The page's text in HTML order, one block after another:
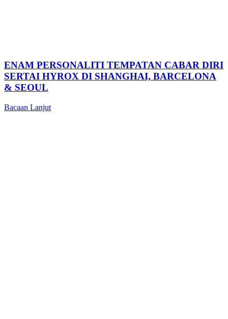
ENAM PERSONALITI TEMPATAN CABAR DIRI
SERTAI HYROX DI SHANGHAI, BARCELONA
& SEOUL
Bacaan Lanjut